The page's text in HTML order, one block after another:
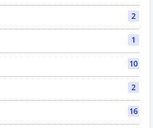
2
1
10
2
16